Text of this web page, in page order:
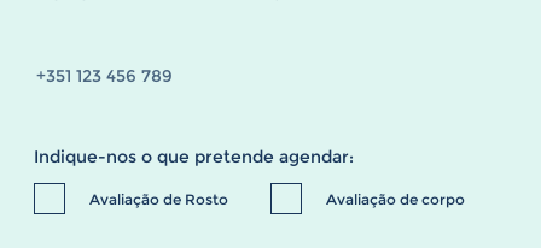
Indique-nos o que pretende agendar:
Avaliação de Rosto Avaliação de corpo